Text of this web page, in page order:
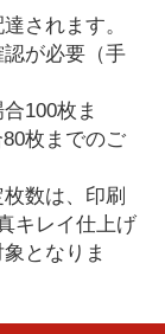
されます。
が必要（手
100枚ま
枚までのご
数は、印刷
キレイ仕上げ
となりま